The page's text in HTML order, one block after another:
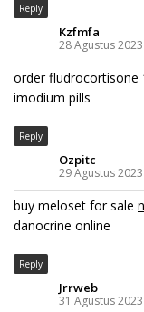
Reply
Kzfmfa
28 Agustus
order fludrocortisone
imodium pills
Reply
Ozpitc
29 Agustus
buy meloset for sale
danocrine online
Reply
Jrrweb
31 Agustus